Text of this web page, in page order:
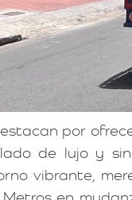
por
de lujo y
vibrante,